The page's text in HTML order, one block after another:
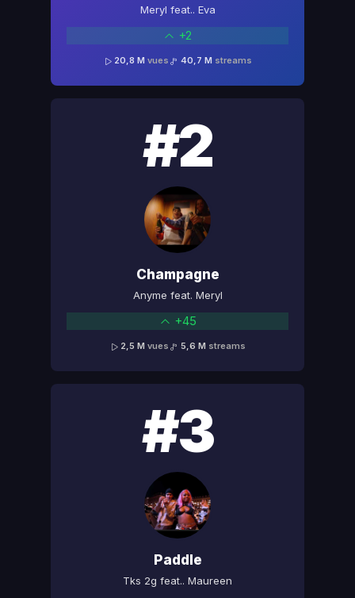
#2
Champagne
Anyme feat. Meryl
+45
2,5 M vues 5,6 M streams
Meryl feat.. Eva
+2
20,8 M vues 40,7 M streams
#3
Paddle
Tks 2g feat.. Maureen